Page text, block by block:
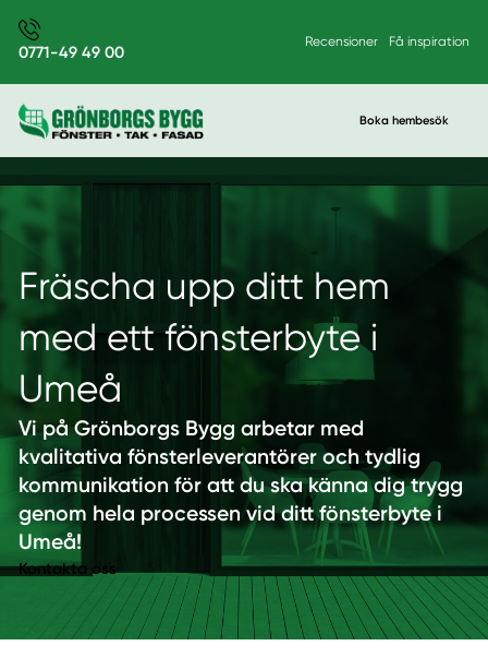
0771-49 49 00
Recensioner Få inspiration
Boka hembesök
Fräscha upp ditt hem
med ett fönsterbyte i
Umeå
Vi på Grönborgs Bygg arbetar med
kvalitativa fönsterleverantörer och tydlig
kommunikation för att du ska känna dig trygg
genom hela processen vid ditt fönsterbyte i
Umeå!
Kontakta oss